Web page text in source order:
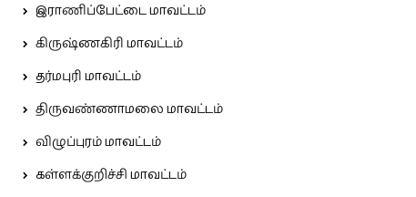
இராணிப்பேட்டை மாவட்டம்
கிருஷ்ணகிரி மாவட்டம்
தர்மபுரி மாவட்டம்
திருவண்ணாமலை மாவட்டம்
விழுப்புரம் மாவட்டம்
கள்ளக்குறிச்சி மாவட்டம்